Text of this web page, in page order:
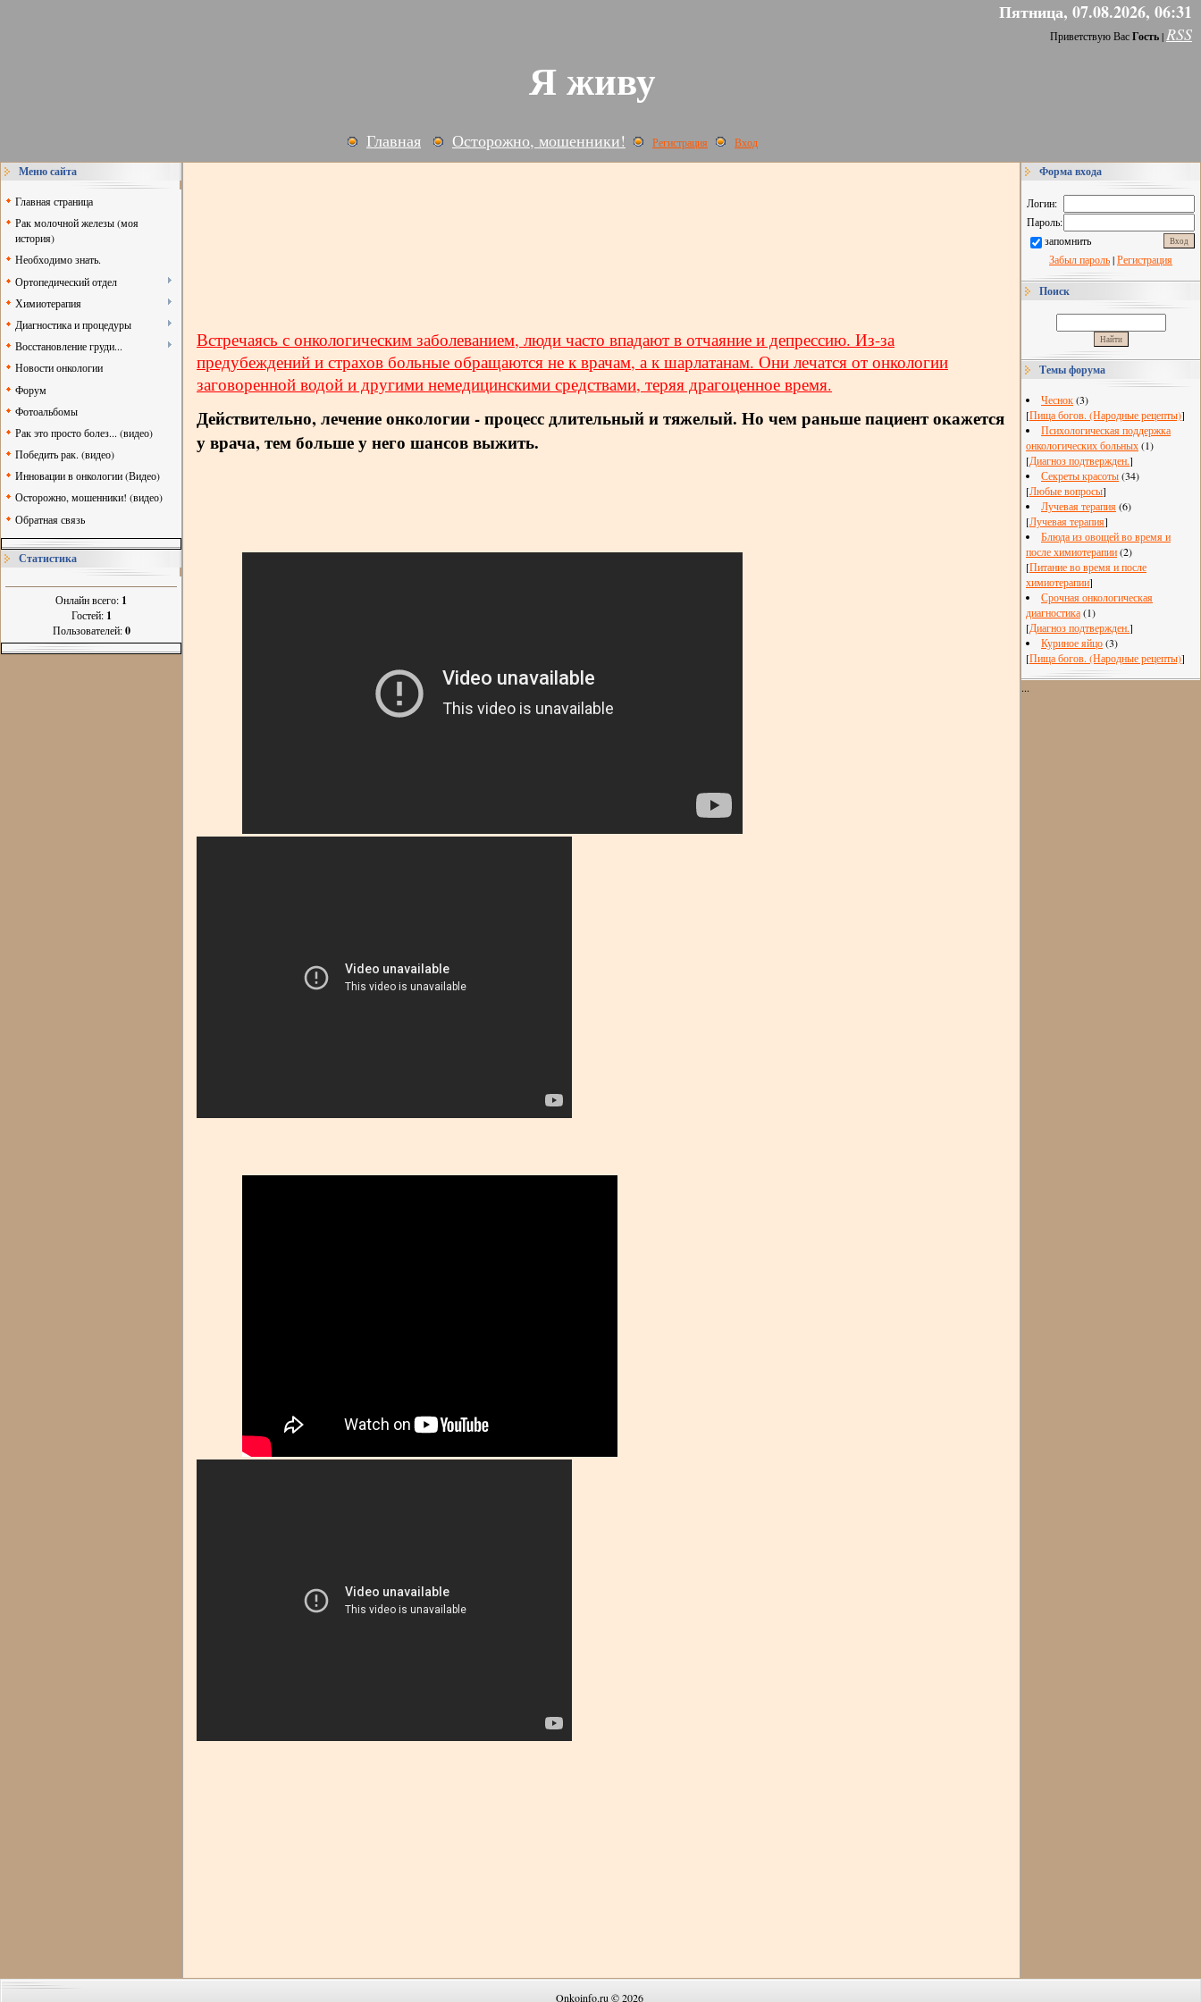
Пятница, 07.08.2026, 06:31
Приветствую ВасГость|RSS
Я живу
Главная Осторожно, мошенники! Регистрация Вход
Меню сайта
Главная страница
Рак молочной железы (моя
история)
Необходимо знать.
Ортопедический отдел
Химиотерапия
Диагностика и процедуры
Восстановление груди...
Новости онкологии
Форум
Фотоальбомы
Рак это просто болез... (видео)
Победить рак. (видео)
Инновации в онкологии (Видео)
Осторожно, мошенники! (видео)
Обратная связь
Статистика
Онлайн всего: 1
Гостей: 1
Пользователей:0
Встречаясь с онкологическим заболеванием, люди часто впадают в отчаяние и депрессию. Из-за
предубеждений и страхов больные обращаются не к врачам, а к шарлатанам. Они лечатся от онкологии
заговоренной водой и другими немедицинскими средствами, теряя драгоценное время.
Действительно, лечение онкологии - процесс длительный и тяжелый. Но чем раньше пациент окажется
у врача, тем больше у него шансов выжить.
Форма входа
Логин:
Пароль:
запомнить
Забыл пароль|Регистрация
Поиск
Темы форума
Чеснок(3)
[Пища богов. (Народные рецепты)]
Психологическая поддержка
онкологических больных(1)
[Диагноз подтвержден.]
Секреты красоты(34)
[Любые вопросы]
Лучевая терапия(6)
[Лучевая терапия]
Блюда из овощей во время и
после химиотерапии(2)
[Питание во время и после
химиотерапии]
Срочная онкологическая
диагностика(1)
[Диагноз подтвержден.]
Куриное яйцо(3)
[Пища богов. (Народные рецепты)]
...
Onkoinfo.ru © 2026